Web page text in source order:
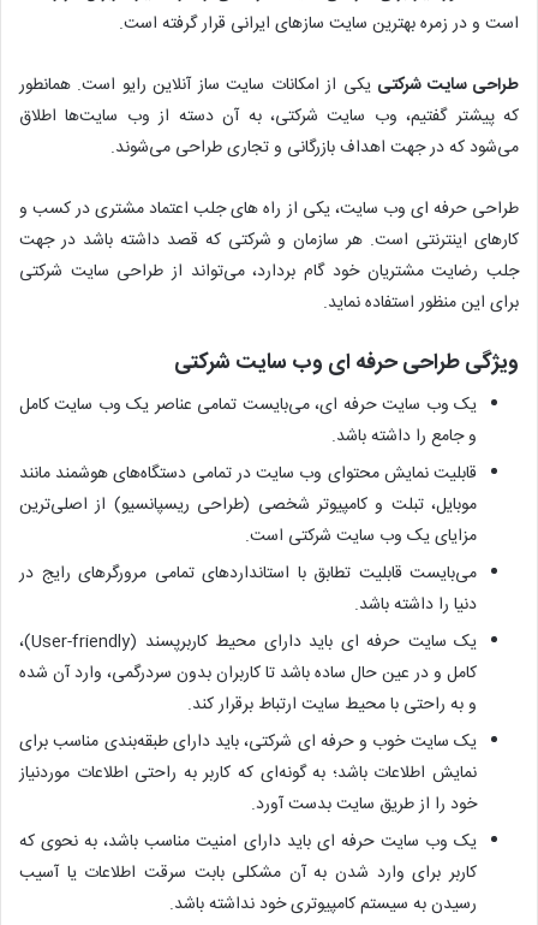
است و در زمره بهترین سایت سازهای ایرانی قرار گرفته است.
طراحی سایت شرکتی یکی از امکانات سایت ساز آنلاین رایو است. همانطور
که پیشتر گفتیم، وب سایت شرکتی، به آن دسته از وب سایت‌ها اطلاق
می‌شود که در جهت اهداف بازرگانی و تجاری طراحی می‌شوند.
طراحی حرفه ای وب سایت، یکی از راه های جلب اعتماد مشتری در کسب و
کارهای اینترنتی است. هر سازمان و شرکتی که قصد داشته باشد در جهت
جلب رضایت مشتریان خود گام بردارد، می‌تواند از طراحی سایت شرکتی
برای این منظور استفاده نماید.
ویژگی طراحی حرفه ای وب سایت شرکتی
یک وب سایت حرفه ای، می‌بایست تمامی عناصر یک وب سایت کامل
و جامع را داشته باشد.
قابلیت نمایش محتوای وب سایت در تمامی دستگاه‌های هوشمند مانند
موبایل، تبلت و کامپیوتر شخصی (طراحی ریسپانسیو) از اصلی‌ترین
مزایای یک وب سایت شرکتی است.
می‌بایست قابلیت تطابق با استانداردهای تمامی مرورگرهای رایج در
دنیا را داشته باشد.
یک سایت حرفه ای باید دارای محیط کاربرپسند (User-friendly)،
کامل و در عین حال ساده باشد تا کاربران بدون سردرگمی، وارد آن شده
و به راحتی با محیط سایت ارتباط برقرار کند.
یک سایت خوب و حرفه ای شرکتی، باید دارای طبقه‌بندی مناسب برای
نمایش اطلاعات باشد؛ به گونه‌ای که کاربر به راحتی اطلاعات موردنیاز
خود را از طریق سایت بدست آورد.
یک وب سایت حرفه ای باید دارای امنیت مناسب باشد، به نحوی که
کاربر برای وارد شدن به آن مشکلی بابت سرقت اطلاعات یا آسیب
رسیدن به سیستم کامپیوتری خود نداشته باشد.